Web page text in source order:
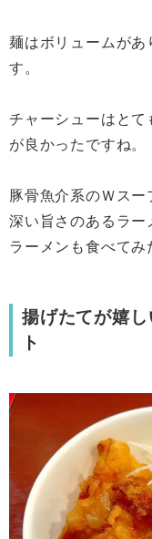
麺はボリュームがあ
す。
チャーシューはと
が良かったですね。
豚骨魚介系のＷス
深い旨さのあるラー
ラーメンも食べてみ
揚げたてが嬉
ト